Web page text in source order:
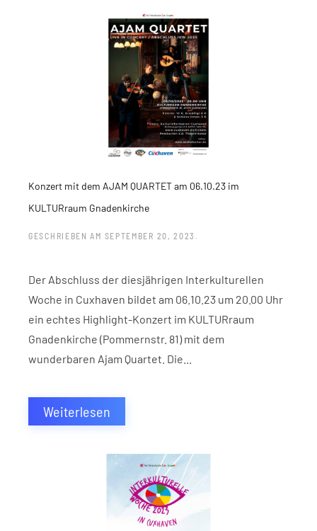
Konzert mit dem AJAM QUARTET am 06.10.23 im
KULTURraum Gnadenkirche​
GESCHRIEBEN AM SEPTEMBER 20, 2023
Der Abschluss der diesjährigen Interkulturellen
Woche in Cuxhaven bildet am 06.10.23 um 20.00 Uhr
ein echtes Highlight-Konzert im KULTURraum
Gnadenkirche (Pommernstr. 81) mit dem
wunderbaren Ajam Quartet. Die...
Weiterlesen